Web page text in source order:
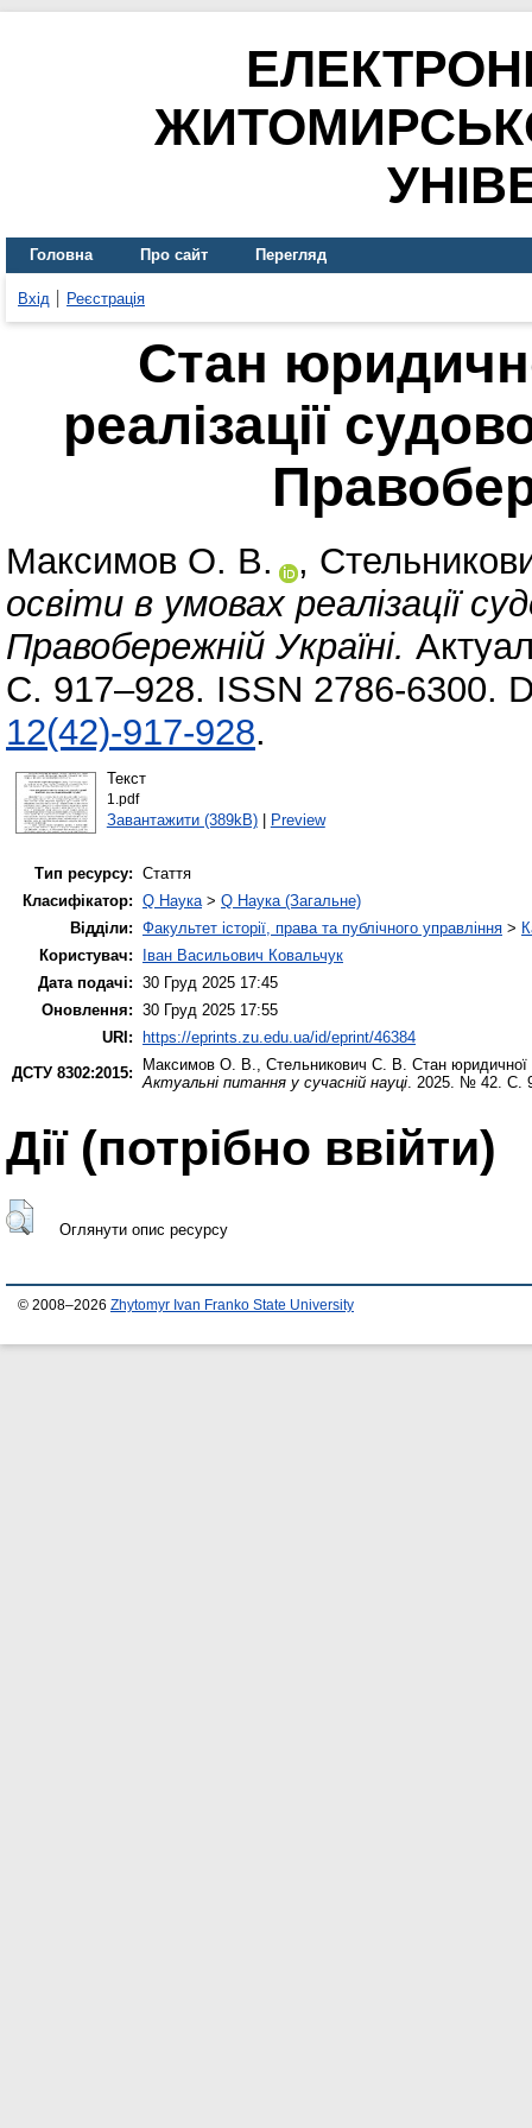
Головна Про сайт Перегляд
Вхід Реєстрація
Стан
реалізації
Максимов О. В. ,
освіти в умовах реалізації
Правобережній Україні.
С. 917–928. ISSN 2786-6300.
12(42)-917-928.
Текст
1.pdf
Завантажити (389kB)| Preview
Тип ресурсу: Стаття
Класифікатор: Q Наука> Q Наука (Загальне)
Відділи: Факультет історії, права та публічного управління >
Користувач:
Іван Васильович Ковальчук
Дата подачі: 30 Груд 2025 17:45
Оновлення: 30 Груд 2025 17:55
URI:
https://eprints.zu.edu.ua/id/eprint/46384
ДСТУ 8302:2015:
Максимов О. В., Стельникович С. В. Стан юридичної
Актуальні питання у сучасній науці. 2025. № 42. С.
Дії ​​(потрібно ввійти)
Оглянути опис ресурсу
© 2008–2026 Zhytomyr Ivan Franko State University